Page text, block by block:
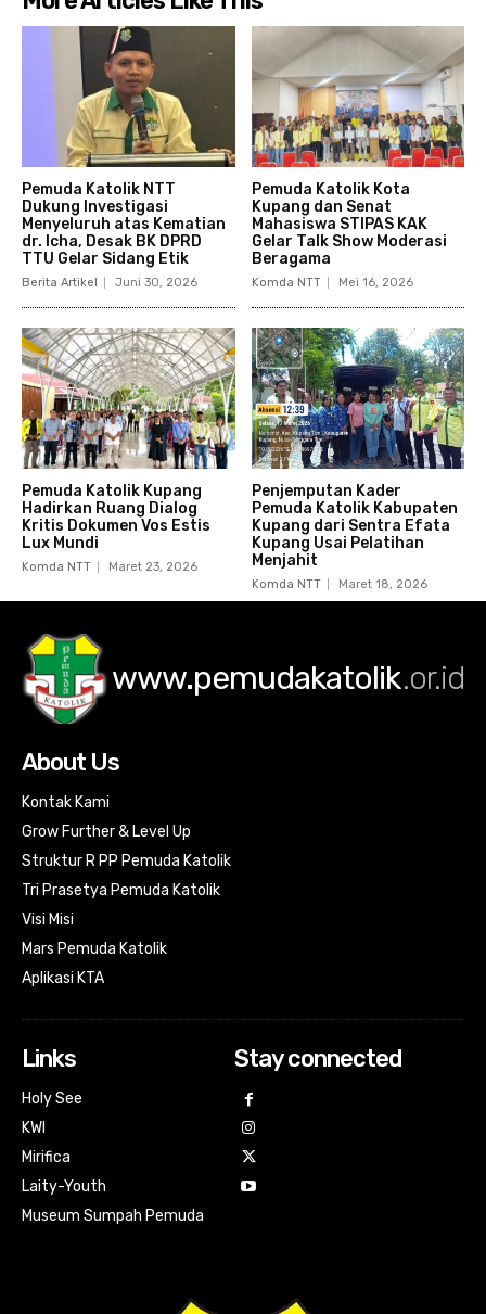
Pemuda Katolik NTT
Dukung Investigasi
Menyeluruh atas Kematian
dr. Icha, Desak BK DPRD
TTU Gelar Sidang Etik
Berita Artikel Juni 30, 2026
Pemuda Katolik Kota
Kupang dan Senat
Mahasiswa STIPAS KAK
Gelar Talk Show Moderasi
Beragama
Komda NTT Mei 16, 2026
Pemuda Katolik Kupang
Hadirkan Ruang Dialog
Kritis Dokumen Vos Estis
Lux Mundi
Komda NTT Maret 23, 2026
Penjemputan Kader
Pemuda Katolik Kabupaten
Kupang dari Sentra Efata
Kupang Usai Pelatihan
Menjahit
Komda NTT Maret 18, 2026
www.pemudakatolik.or.id
About Us
Kontak Kami
Grow Further & Level Up
Struktur R PP Pemuda Katolik
Tri Prasetya Pemuda Katolik
Visi Misi
Mars Pemuda Katolik
Aplikasi KTA
Links
Holy See
KWI
Mirifica
Laity-Youth
Museum Sumpah Pemuda
Stay connected